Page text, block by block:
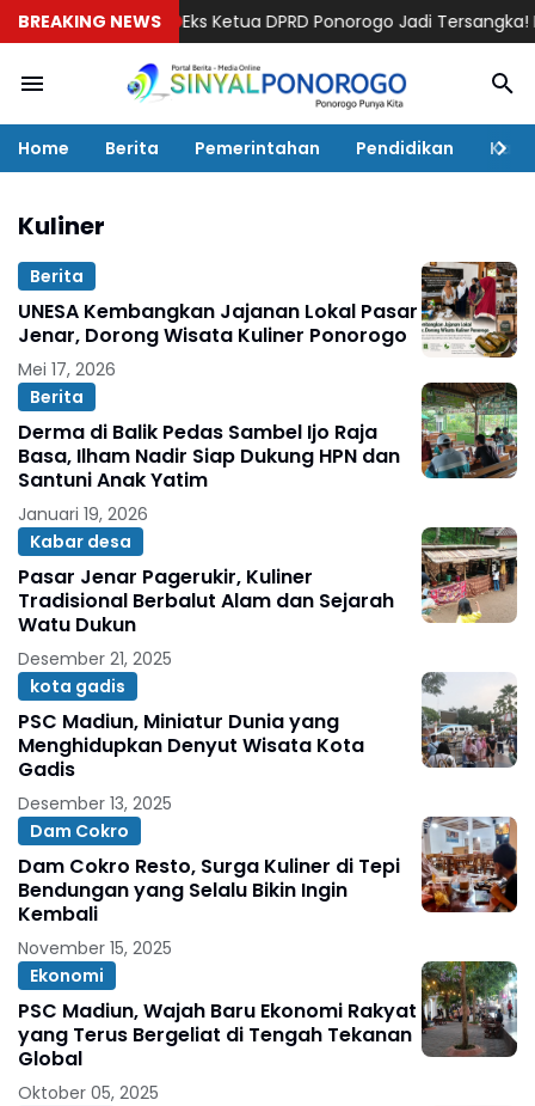
BREAKING NEWSEks Ketua DPRD Ponorogo Jadi Tersangka! Kuasa
Home Berita Pemerintahan Pendidikan
Kuliner
Berita
UNESA Kembangkan Jajanan Lokal Pasar
Jenar, Dorong Wisata Kuliner Ponorogo
Mei 17, 2026
Berita
Derma di Balik Pedas Sambel Ijo Raja
Basa, Ilham Nadir Siap Dukung HPN dan
Santuni Anak Yatim
Januari 19, 2026
Kabar desa
Pasar Jenar Pagerukir, Kuliner
Tradisional Berbalut Alam dan Sejarah
Watu Dukun
Desember 21, 2025
kota gadis
PSC Madiun, Miniatur Dunia yang
Menghidupkan Denyut Wisata Kota
Gadis
Desember 13, 2025
Dam Cokro
Dam Cokro Resto, Surga Kuliner di Tepi
Bendungan yang Selalu Bikin Ingin
Kembali
November 15, 2025
Ekonomi
PSC Madiun, Wajah Baru Ekonomi Rakyat
yang Terus Bergeliat di Tengah Tekanan
Global
Oktober 05, 2025